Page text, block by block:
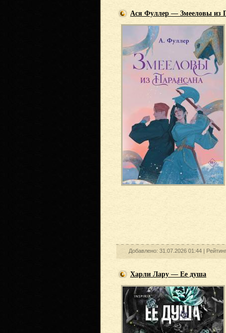
Ася Фуллер — Змееловы из
Добавлено: 31.07.2026 01:44 |
Харли Лару — Ее душа